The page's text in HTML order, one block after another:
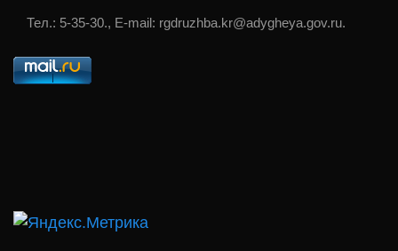
Тел.: 5-35-30., E-mail: rgdruzhba.kr@adygheya.gov.ru.